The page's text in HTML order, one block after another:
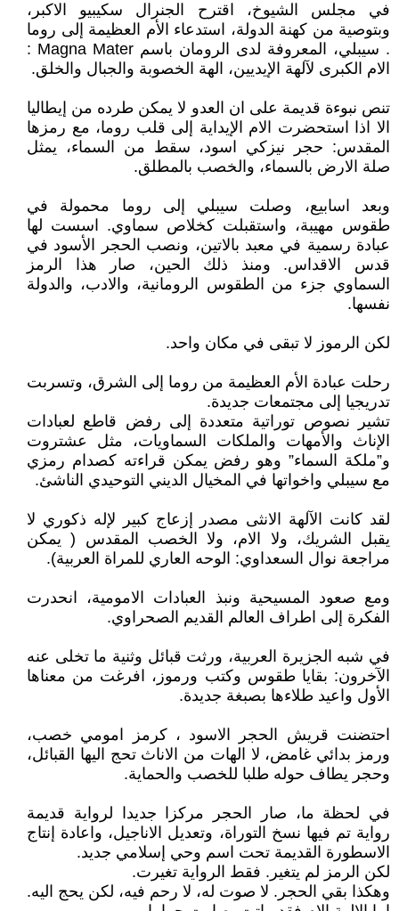
في مجلس الشيوخ، اقترح الجنرال سكيبيو الاكبر،
وبتوصية من كهنة الدولة، استدعاء الأم العظيمة إلى روما
. سيبلي، المعروفة لدى الرومان باسم Magna Mater :
الام الكبرى لآلهة الإيديين، الهة الخصوبة والجبال والخلق.
تنص نبوءة قديمة على ان العدو لا يمكن طرده من إيطاليا
الا اذا استحضرت الام الإيداية إلى قلب روما، مع رمزها
المقدس: حجر نيزكي اسود، سقط من السماء، يمثل
صلة الارض بالسماء، والخصب بالمطلق.
وبعد اسابيع، وصلت سيبلي إلى روما محمولة في
طقوس مهيبة، واستقبلت كخلاص سماوي. اسست لها
عبادة رسمية في معبد بالاتين، ونصب الحجر الأسود في
قدس الاقداس. ومنذ ذلك الحين، صار هذا الرمز
السماوي جزء من الطقوس الرومانية، والادب، والدولة
نفسها.
لكن الرموز لا تبقى في مكان واحد.
رحلت عبادة الأم العظيمة من روما إلى الشرق، وتسربت
تدريجيا إلى مجتمعات جديدة.
تشير نصوص توراتية متعددة إلى رفض قاطع لعبادات
الإناث والأمهات والملكات السماويات، مثل عشتروت
و”ملكة السماء” وهو رفض يمكن قراءته كصدام رمزي
مع سيبلي واخواتها في المخيال الديني التوحيدي الناشئ.
لقد كانت الآلهة الانثى مصدر إزعاج كبير لإله ذكوري لا
يقبل الشريك، ولا الام، ولا الخصب المقدس ( يمكن
مراجعة نوال السعداوي: الوحه العاري للمراة العربية).
ومع صعود المسيحية ونبذ العبادات الامومية، انحدرت
الفكرة إلى اطراف العالم القديم الصحراوي.
في شبه الجزيرة العربية، ورثت قبائل وثنية ما تخلى عنه
الآخرون: بقايا طقوس وكتب ورموز، افرغت من معناها
الأول واعيد طلاءها بصبغة جديدة.
احتضنت قريش الحجر الاسود ، كرمز امومي خصب،
ورمز بدائي غامض، لا الهات من الاناث تحج اليها القبائل،
وحجر يطاف حوله طلبا للخصب والحماية.
في لحظة ما، صار الحجر مركزا جديدا لرواية قديمة
رواية تم فيها نسخ التوراة، وتعديل الاناجيل، واعادة إنتاج
الاسطورة القديمة تحت اسم وحي إسلامي جديد.
لكن الرمز لم يتغير. فقط الرواية تغيرت.
وهكذا بقي الحجر. لا صوت له، لا رحم فيه، لكن يحج اليه.